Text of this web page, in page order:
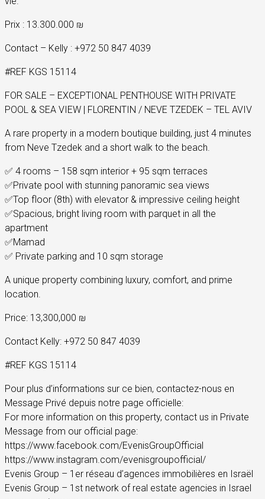
Prix : 13.300.000 ₪
Contact – Kelly : +972 50 847 4039
#REF KGS 15114
FOR SALE – EXCEPTIONAL PENTHOUSE WITH PRIVATE
POOL & SEA VIEW | FLORENTIN / NEVE TZEDEK – TEL AVIV
A rare property in a modern boutique building, just 4 minutes
from Neve Tzedek and a short walk to the beach.
✅ 4 rooms – 158 sqm interior + 95 sqm terraces
✅Private pool with stunning panoramic sea views
✅Top floor (8th) with elevator & impressive ceiling height
✅Spacious, bright living room with parquet in all the
apartment
✅Mamad
✅ Private parking and 10 sqm storage
A unique property combining luxury, comfort, and prime
location.
Price: 13,300,000 ₪
Contact Kelly: +972 50 847 4039
#REF KGS 15114
Pour plus d’informations sur ce bien, contactez-nous en
Message Privé depuis notre page officielle:
For more information on this property, contact us in Private
Message from our official page:
https://www.facebook.com/EvenisGroupOfficial
https://www.instagram.com/evenisgroupofficial/
Evenis Group – 1er réseau d’agences immobilières en Israël
Evenis Group – 1st network of real estate agencies in Israel